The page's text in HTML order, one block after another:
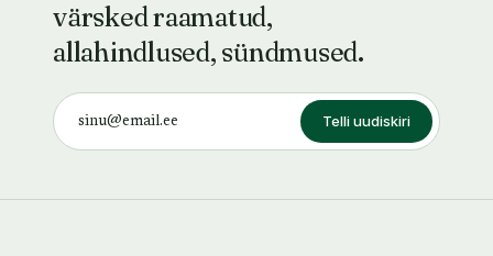
värsked raamatud,
allahindlused, sündmused.
Telli uudiskiri